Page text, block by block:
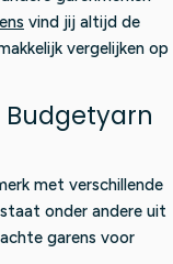
vind jij altijd de
vergelijken op
met verschillende
onder andere uit
garens voor